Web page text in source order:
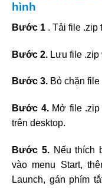
hình
Bước 1 . Tải file .zip
Bước 2. Lưu file .zip
Bước 3. Bỏ chặn file
Bước 4. Mở file
trên desktop.
Bước 5. Nếu thích
vào menu Start,
Launch, gán phím